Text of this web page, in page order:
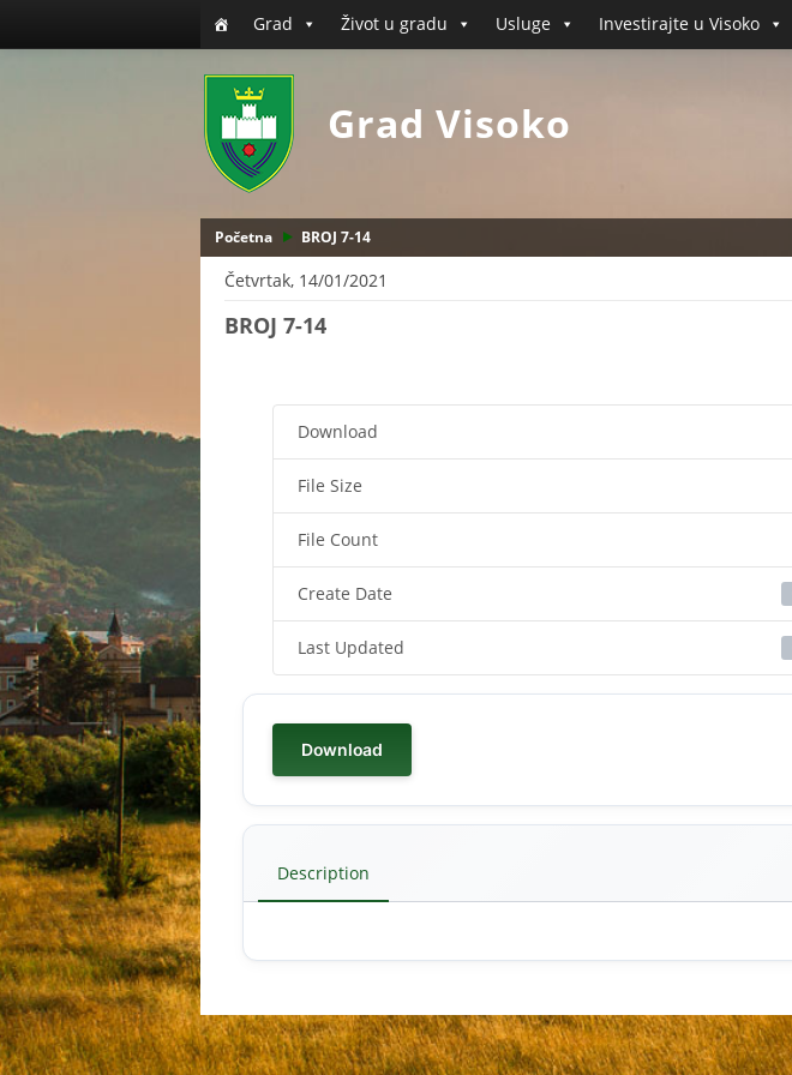
Grad Život u gradu Usluge Investirajte u Visoko
Grad Visoko
Početna BROJ 7-14
Četvrtak, 14/01/2021
BROJ 7-14
Download
File Size
File Count
Create Date
Last Updated
Download
Description